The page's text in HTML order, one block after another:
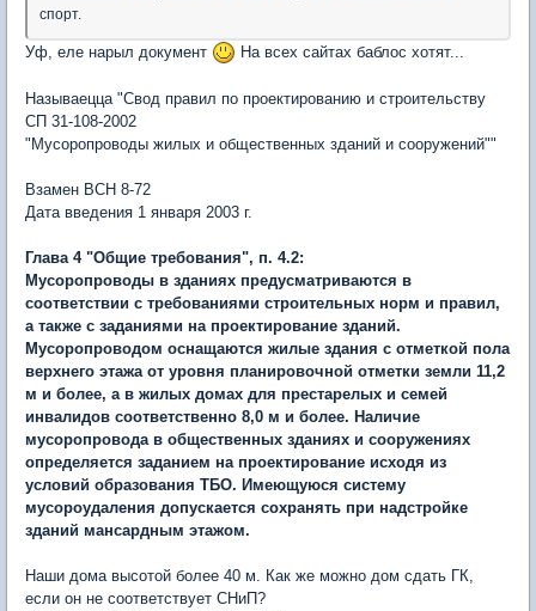
спорт.
Уф, еле нарыл документ На всех сайтах баблос хотят...
Называецца "Свод правил по проектированию и строительству
СП 31-108-2002
"Мусоропроводы жилых и общественных зданий и сооружений""
Взамен ВСН 8-72
Дата введения 1 января 2003 г.
Глава 4 "Общие требования", п. 4.2:
Мусоропроводы в зданиях предусматриваются в
соответствии с требованиями строительных норм и правил,
а также с заданиями на проектирование зданий.
Мусоропроводом оснащаются жилые здания с отметкой пола
верхнего этажа от уровня планировочной отметки земли 11,2
м и более, а в жилых домах для престарелых и семей
инвалидов соответственно 8,0 м и более. Наличие
мусоропровода в общественных зданиях и сооружениях
определяется заданием на проектирование исходя из
условий образования ТБО. Имеющуюся систему
мусороудаления допускается сохранять при надстройке
зданий мансардным этажом.
Наши дома высотой более 40 м. Как же можно дом сдать ГК,
если он не соответствует СНиП?